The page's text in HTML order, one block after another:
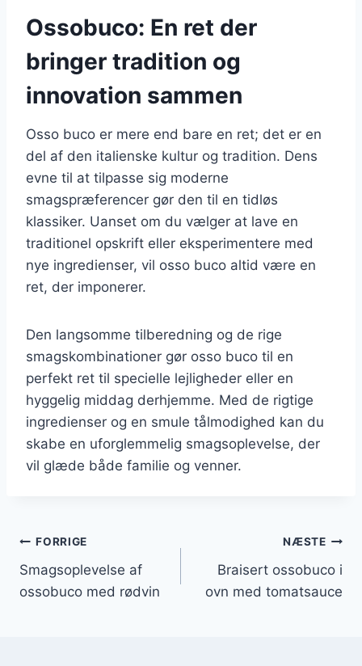
Ossobuco: En ret der
bringer tradition og
innovation sammen
Osso buco er mere end bare en ret; det er en
del af den italienske kultur og tradition. Dens
evne til at tilpasse sig moderne
smagspræferencer gør den til en tidløs
klassiker. Uanset om du vælger at lave en
traditionel opskrift eller eksperimentere med
nye ingredienser, vil osso buco altid være en
ret, der imponerer.
Den langsomme tilberedning og de rige
smagskombinationer gør osso buco til en
perfekt ret til specielle lejligheder eller en
hyggelig middag derhjemme. Med de rigtige
ingredienser og en smule tålmodighed kan du
skabe en uforglemmelig smagsoplevelse, der
vil glæde både familie og venner.
Indlægsnavigation
FORRIGE
Smagsoplevelse af
ossobuco med rødvin
NÆSTE
Braisert ossobuco i
ovn med tomatsauce